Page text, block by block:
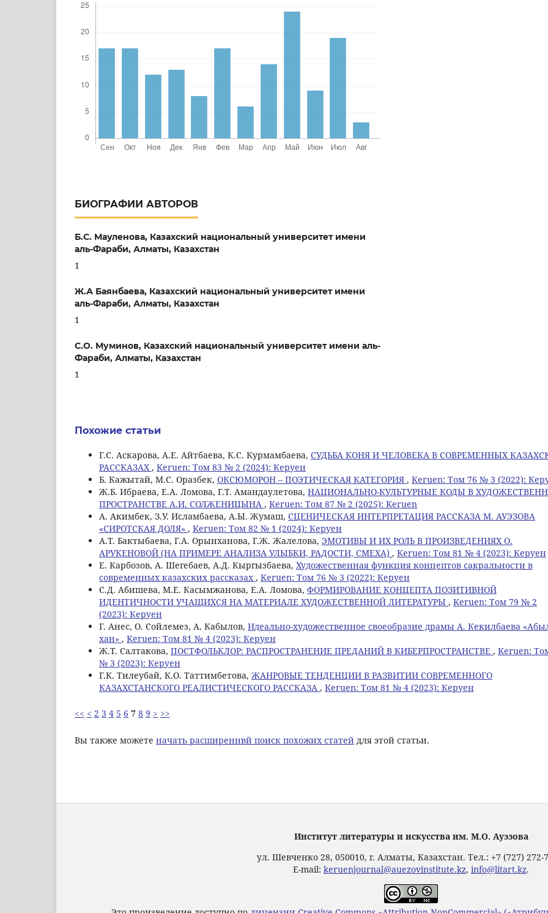
БИОГРАФИИ АВТОРОВ
Б.С. Мауленова, Казахский национальный университет имени
аль-Фараби, Алматы, Казахстан
1
Ж.А Баянбаева, Казахский национальный университет имени
аль-Фараби, Алматы, Казахстан
1
С.О. Муминов, Казахский национальный университет имени аль-
Фараби, Алматы, Казахстан
1
Похожие статьи
Г.С. Аскарова, A.E. Айтбаева, К.С. Курмамбаева, СУДЬБА КОНЯ И ЧЕЛОВЕКА В СОВРЕМЕННЫХ
РАССКАЗАХ , Keruen: Том 83 № 2 (2024): Керуен
Б. Кажытай, M.C. Оразбек, ОКСЮМОРОН – ПОЭТИЧЕСКАЯ КАТЕГОРИЯ , Keruen: Том 76 № 3 (2022):
Ж.Б. Ибраева, E.A. Ломова, Г.Т. Амандaулетова, НАЦИОНАЛЬНО-КУЛЬТУРНЫЕ КОДЫ В
ПРОСТРАНСТВЕ А.И. СОЛЖЕНИЦЫНА , Keruen: Том 87 № 2 (2025): Keruen
А. Акимбек, З.У. Исламбаева, А.Ы. Жумаш, СЦЕНИЧЕСКАЯ ИНТЕРПРЕТАЦИЯ РАССКАЗА М. АУЭЗОВА
«СИРОТСКАЯ ДОЛЯ» , Keruen: Том 82 № 1 (2024): Керуен
А.Т. Бактыбаева, Г.А. Орынханова, Г.Ж. Жалелова, ЭМОТИВЫ И ИХ РОЛЬ В ПРОИЗВЕДЕНИЯХ О.
АРУКЕНОВОЙ (НА ПРИМЕРЕ АНАЛИЗА УЛЫБКИ, РАДОСТИ, СМЕХА) , Keruen: Том 81 № 4 (2023): Керуен
Е. Карбозов, А. Шегебаев, А.Д. Кыргызбаева, Художественная функция концептов сакральности в
современных казахских рассказах , Keruen: Том 76 № 3 (2022): Керуен
С.Д. Абишева, М.Е. Касымжанова, Е.А. Ломова, ФОРМИРОВАНИЕ КОНЦЕПТА ПОЗИТИВНОЙ
ИДЕНТИЧНОСТИ УЧАЩИХСЯ НА МАТЕРИАЛЕ ХУДОЖЕСТВЕННОЙ ЛИТЕРАТУРЫ , Keruen: Том 79 № 2
(2023): Керуен
Г. Анес, О. Сойлемез, А. Кабылов, Идеально-художественное своеобразие драмы А. Кекилбаева
хан» , Keruen: Том 81 № 4 (2023): Керуен
Ж.Т. Салтакова, ПОСТФОЛЬКЛОР: РАСПРОСТРАНЕНИЕ ПРЕДАНИЙ В КИБЕРПРОСТРАНСТВЕ , Keruen:
№ 3 (2023): Керуен
Г.К. Тилеубай, К.О. Таттимбетова, ЖАНРОВЫЕ ТЕНДЕНЦИИ В РАЗВИТИИ СОВРЕМЕННОГО
КАЗАХСТАНСКОГО РЕАЛИСТИЧЕСКОГО РАССКАЗА , Keruen: Том 81 № 4 (2023): Керуен
<< < 2 3 4 5 6 7 8 9 > >>
Вы также можете начать расширеннвй поиск похожих статей для этой статьи.
Институт литературы и искусства им. М.О. Ауэзова
ул. Шевченко 28, 050010, г. Алматы, Казахстан. Тел.: +7 (727) 272-
E-mail: keruenjournal@auezovinstitute.kz, info@litart.kz.